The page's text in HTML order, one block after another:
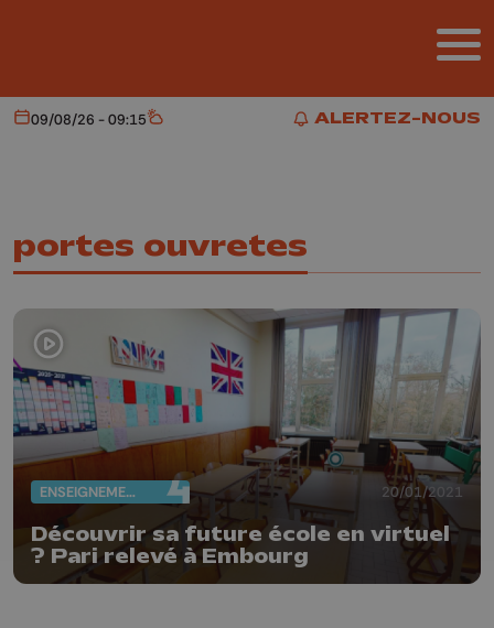
ALERTEZ-NOUS
ALERTEZ-NOUS
Aujourd'hui
09/08/26 - 09:15 Météo
portes ouvretes
ENSEIGNEMENT 20/01/2021
Découvrir sa future école en virtuel
? Pari relevé à Embourg